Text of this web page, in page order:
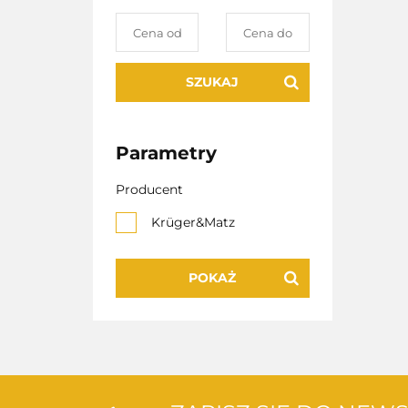
SZUKAJ
Parametry
Producent
Krüger&Matz
POKAŻ